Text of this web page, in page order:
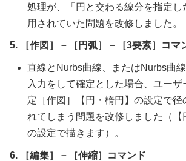
処理が、「円と交わる線分を指定し
用されていた問題を改修しました。
5. ［作図］－［円弧］－［3要素］コマ
直線とNurbs曲線、またはNurbs曲
入力をして確定とした場合、ユーザ
定［作図］【円・楕円】の設定で径
れてしまう問題を改修しました（【
の設定で描きます）。
6. ［編集］－［伸縮］コマンド